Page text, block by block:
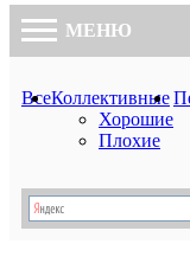
МЕНЮ
ВсеКоллективные
Хорошие
Плохие